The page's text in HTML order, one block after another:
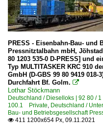
PRESS - Eisenbahn-Bau- und
Pressnitztalbahn mbH,
80 1203 535-0 D-PRESS] und
Typ MULTITASKER KRC 910
GmbH (D-GBS 99 80 9419
Durchfahrt Bf. Golm. 
Lothar Stöckmann
Deutschland / Dieselloks | 92 80
100.1 Private Deutschland /
Bau- und Betriebsgesellschaft
 411 1200x654 Px, 09.11.2021